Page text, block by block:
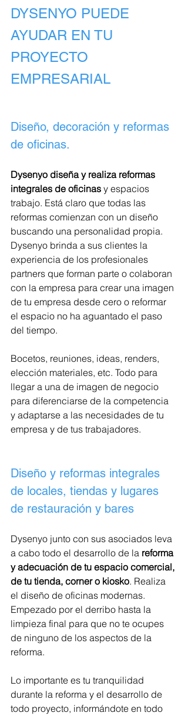
DYSENYO PUEDE
AYUDAR EN TU
PROYECTO
EMPRESARIAL
Diseño, decoración y reformas
de oficinas.
Dysenyo diseña y realiza reformas
integrales de oficinas y espacios
trabajo. Está claro que todas las
reformas comienzan con un diseño
buscando una personalidad propia.
Dysenyo brinda a sus clientes la
experiencia de los profesionales
partners que forman parte o colaboran
con la empresa para crear una imagen
de tu empresa desde cero o reformar
el espacio no ha aguantado el paso
del tiempo.
Bocetos, reuniones, ideas, renders,
elección materiales, etc. Todo para
llegar a una de imagen de negocio
para diferenciarse de la competencia
y adaptarse a las necesidades de tu
empresa y de tus trabajadores.
Diseño y reformas integrales
de locales, tiendas y lugares
de restauración y bares
Dysenyo junto con sus asociados leva
a cabo todo el desarrollo de la reforma
y adecuación de tu espacio comercial,
de tu tienda, corner o kiosko. Realiza
el diseño de oficinas modernas.
Empezado por el derribo hasta la
limpieza final para que no te ocupes
de ninguno de los aspectos de la
reforma.
Lo importante es tu tranquilidad
durante la reforma y el desarrollo de
todo proyecto, informándote en todo